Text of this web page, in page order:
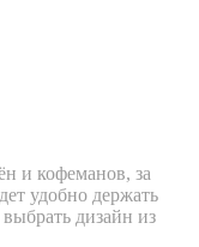
и кофеманов, за
удобно держать
дизайн из